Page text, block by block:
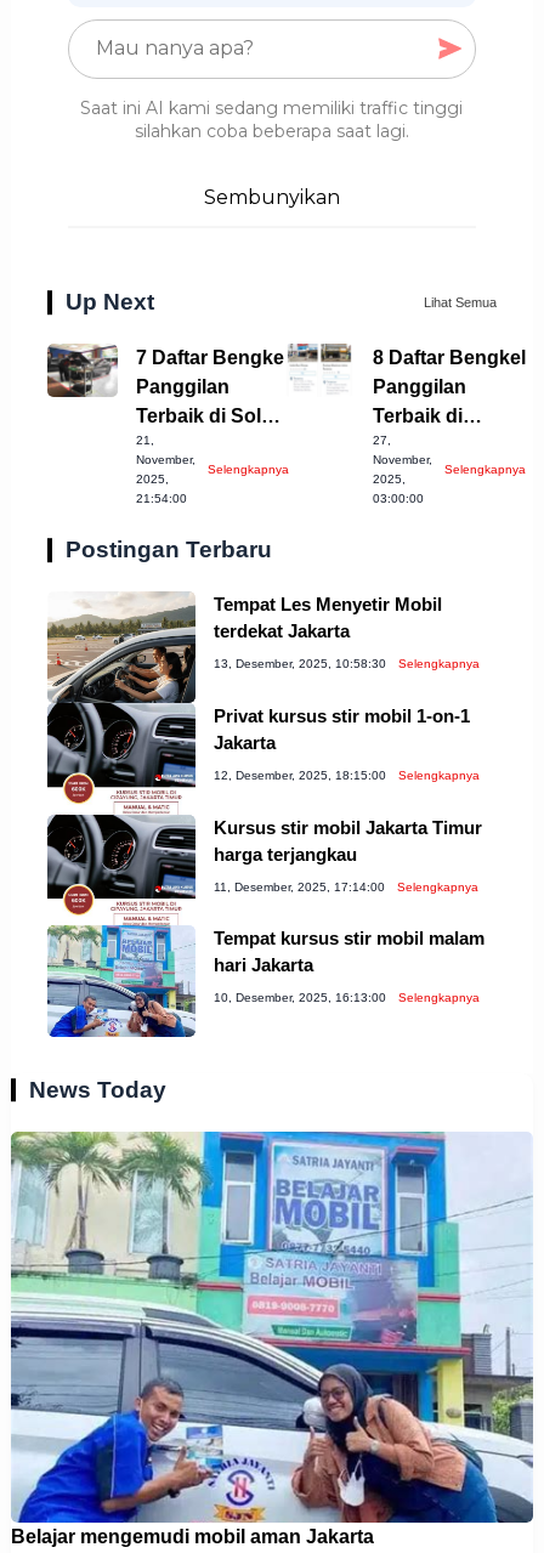
Saat ini AI kami sedang memiliki traffic tinggi
silahkan coba beberapa saat lagi.
Sembunyikan
Up Next Lihat Semua
7 Daftar Bengkel
Panggilan
Terbaik di Solo
untuk Anda
21,
November,
2025,
21:54:00
Selengkapnya
8 Daftar Bengkel
Panggilan
Terbaik di
Sragen untuk
Anda!
27,
November,
2025,
03:00:00
Selengkapnya
Postingan Terbaru
Tempat Les Menyetir Mobil
terdekat Jakarta
13, Desember, 2025, 10:58:30 Selengkapnya
Privat kursus stir mobil 1-on-1
Jakarta
12, Desember, 2025, 18:15:00 Selengkapnya
Kursus stir mobil Jakarta Timur
harga terjangkau
11, Desember, 2025, 17:14:00 Selengkapnya
Tempat kursus stir mobil malam
hari Jakarta
10, Desember, 2025, 16:13:00 Selengkapnya
News Today
Belajar mengemudi mobil aman Jakarta